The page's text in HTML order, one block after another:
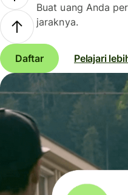
Buat uang Anda
jaraknya.
Daftar Pelajari